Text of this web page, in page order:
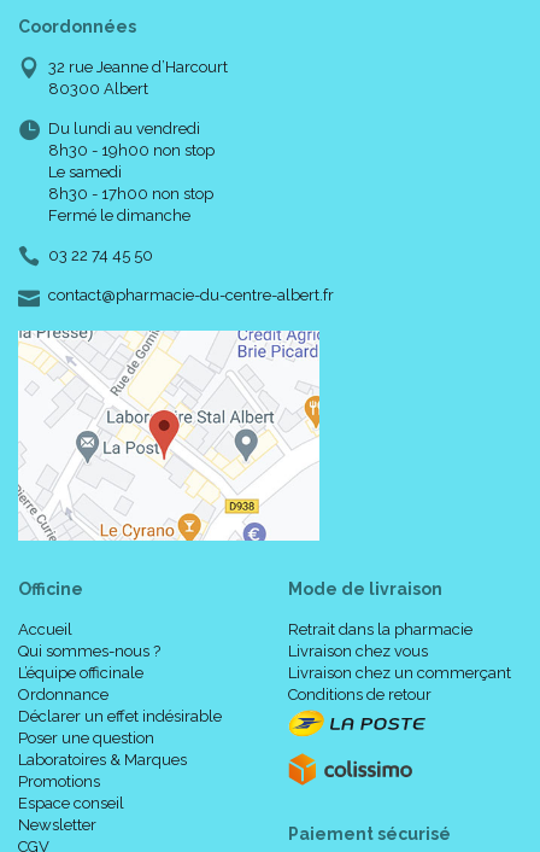
Coordonnées
32 rue Jeanne d’Harcourt
80300 Albert
Du lundi au vendredi
8h30 - 19h00 non stop
Le samedi
8h30 - 17h00 non stop
Fermé le dimanche
03 22 74 45 50
contact-
@-
pharmacie-du-centre-albert.fr
Officine
Accueil
Qui sommes-nous ?
L’équipe officinale
Ordonnance
Déclarer un effet indésirable
Poser une question
Laboratoires & Marques
Promotions
Espace conseil
Newsletter
CGV
Mode de livraison
Retrait dans la pharmacie
Livraison chez vous
Livraison chez un commerçant
Conditions de retour
Paiement sécurisé